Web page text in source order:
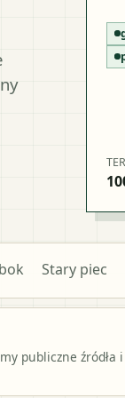
Stary piec
publiczne